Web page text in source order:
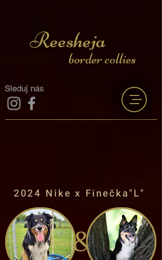
Sleduj nás
Reesheja
border collies
2024 Nike x Finečka"L"
&